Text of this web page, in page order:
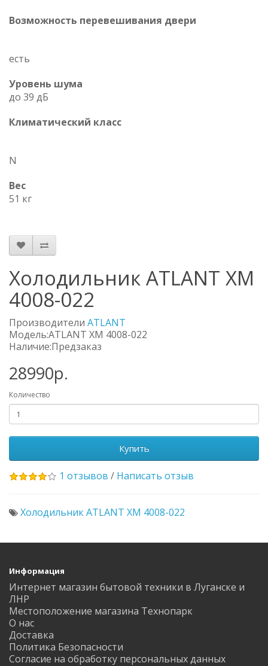
Возможность перевешивания двери
есть
Уровень шума
до 39 дБ
Климатический класс
N
Вес
51 кг
Холодильник ATLANT ХМ
4008-022
Производители ATLANT
Модель:ATLANT ХМ 4008-022
Наличие:Предзаказ
28990р.
Количество
Купить
1 отзывов / Написать отзыв
Холодильник ATLANT ХМ 4008-022
Информация
Интернет магазин бытовой техники в Луганске и
ЛНР
Местоположение магазина Технопарк
О нас
Доставка
Политика Безопасности
Согласие на обработку персональных данных